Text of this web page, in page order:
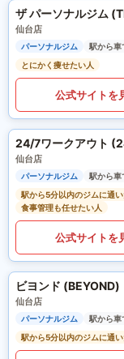
ザ パーソナルジム
仙台店
パーソナルジム
駅から車
とにかく痩せたい人
公式サイトを
24/7ワークアウト
仙台店
パーソナルジム
駅から車
駅から5分以内のジムに通
食事管理も任せたい人
公式サイトを
ビヨンド (BEYOND)
仙台店
パーソナルジム
駅から車
駅から5分以内のジムに通